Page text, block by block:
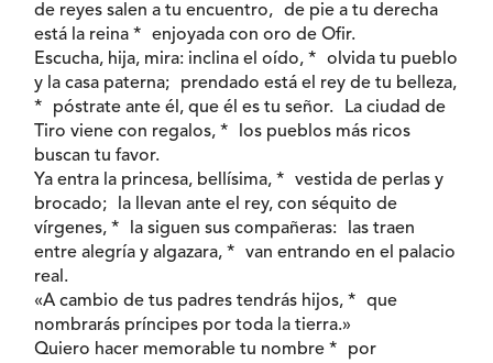
de reyes salen a tu encuentro, de pie a tu derecha
está la reina * enjoyada con oro de Ofir.
Escucha, hija, mira: inclina el oído, * olvida tu pueblo
y la casa paterna; prendado está el rey de tu belleza,
* póstrate ante él, que él es tu señor. La ciudad de
Tiro viene con regalos, * los pueblos más ricos
buscan tu favor.
Ya entra la princesa, bellísima, * vestida de perlas y
brocado; la llevan ante el rey, con séquito de
vírgenes, * la siguen sus compañeras: las traen
entre alegría y algazara, * van entrando en el palacio
real.
«A cambio de tus padres tendrás hijos, * que
nombrarás príncipes por toda la tierra.»
Quiero hacer memorable tu nombre * por